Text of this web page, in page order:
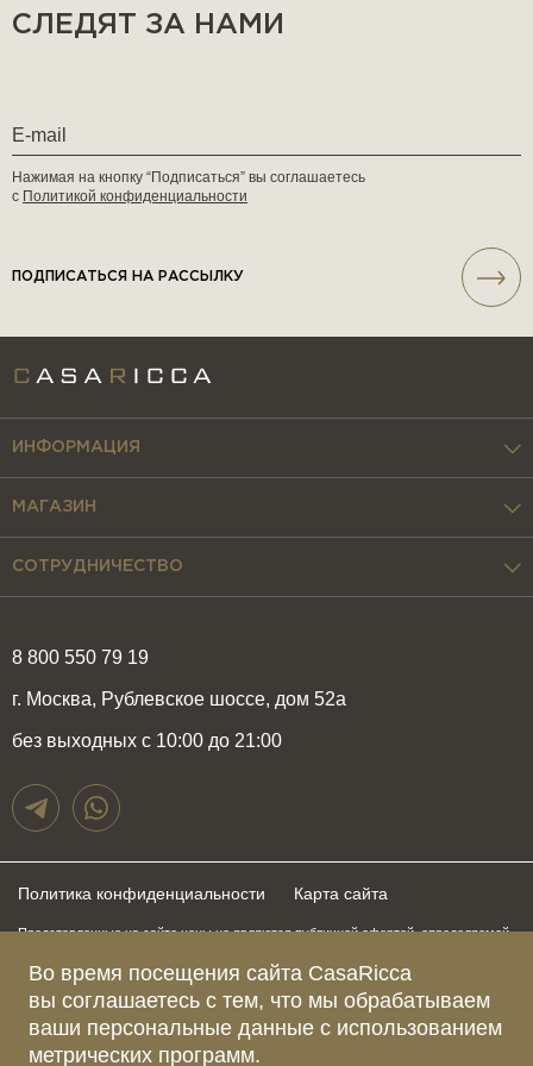
наследие итальянского дизайна. Оно добавит в интерьер
Во время посещения сайта CasaRicca
вы соглашаетесь с тем, что мы обрабатываем
ваши персональные данные с использованием
метрических программ.
СЛЕДЯТ ЗА НАМИ
Нажимая на кнопку “Подписаться” вы соглашаетесь
с Политикой конфиденциальности
ПОДПИСАТЬСЯ НА РАССЫЛКУ
8 800 550 79 19
г. Москва, Рублевское шоссе, дом 52а
без выходных с 10:00 до 21:00
ИНФОРМАЦИЯ
МАГАЗИН
СОТРУДНИЧЕСТВО
Политика конфиденциальности Карта сайта
Представленные на сайте цены не являются публичной офертой, определяемой
быть изменены в любое время без предупреждения. Для получения актуальной и
подробной информации о стоимости, сроках и условиях поставки просьба
обращаться к менеджерам по указанным выше телефонам
Зарегистрированное название компании